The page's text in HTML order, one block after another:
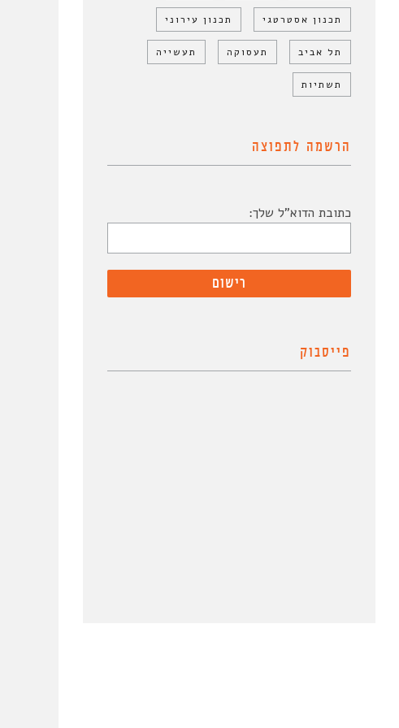
תכנון אסטרטגי תכנון עירוני
תל אביב תעסוקה תעשייה
תשתיות
הרשמה לתפוצה
כתובת הדוא"ל שלך:
פייסבוק